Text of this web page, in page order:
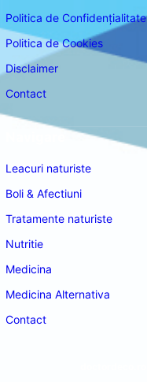
Politica de Confidențialitate
Politica de Cookies
Disclaimer
Contact
Leacuri naturiste
Boli & Afectiuni
Tratamente naturiste
Nutritie
Medicina
Medicina Alternativa
Contact